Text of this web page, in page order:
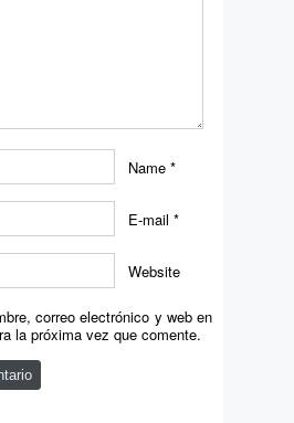
Name *
E-mail *
Website
correo electrónico y web en
la próxima vez que comente.